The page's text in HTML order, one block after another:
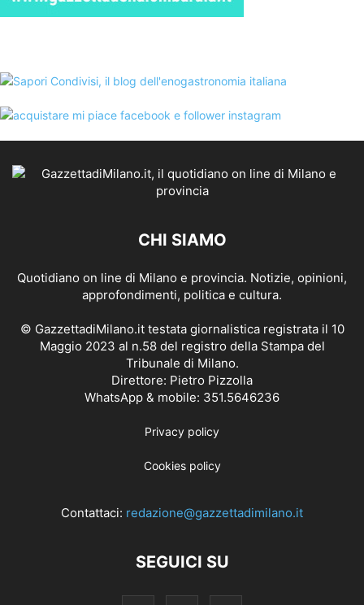
CHI SIAMO
Quotidiano on line di Milano e provincia. Notizie, opinioni,
approfondimenti, politica e cultura.
© GazzettadiMilano.it testata giornalistica registrata il 10
Maggio 2023 al n.58 del registro della Stampa del
Tribunale di Milano.
Direttore: Pietro Pizzolla
WhatsApp & mobile: 351.5646236
Privacy policy
Cookies policy
Contattaci: redazione@gazzettadimilano.it
SEGUICI SU